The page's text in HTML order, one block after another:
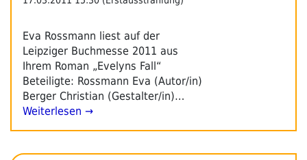
Eva Rossmann liest auf der
Leipziger Buchmesse 2011 aus
Ihrem Roman „Evelyns Fall“
Beteiligte: Rossmann Eva (Autor/in)
Berger Christian (Gestalter/in)…
Weiterlesen →